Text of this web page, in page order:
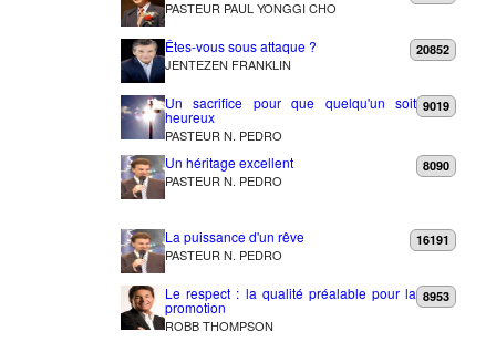
PASTEUR PAUL YONGGI CHO
Êtes-vous sous attaque ?
JENTEZEN FRANKLIN
20852
Un sacrifice pour que quelqu'un soit
heureux
PASTEUR N. PEDRO
9019
Un héritage excellent
PASTEUR N. PEDRO
8090
La puissance d'un rêve
PASTEUR N. PEDRO
16191
Le respect : la qualité préalable pour la
promotion
ROBB THOMPSON
8953